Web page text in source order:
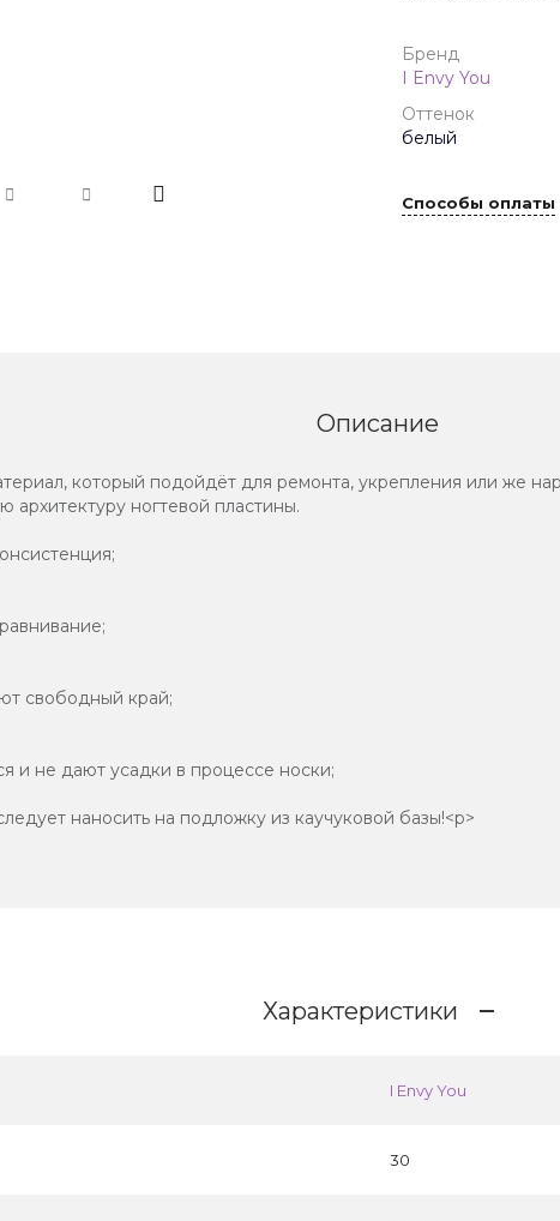
Бренд
I Envy You
Оттенок
белый
Способы оплаты
Описание
который подойдёт для ремонта, укрепления или же
архитектуру ногтевой пластины.
свободный край;
и не дают усадки в процессе носки;
наносить на подложку из каучуковой базы!<p>
Характеристики
I Envy You
30